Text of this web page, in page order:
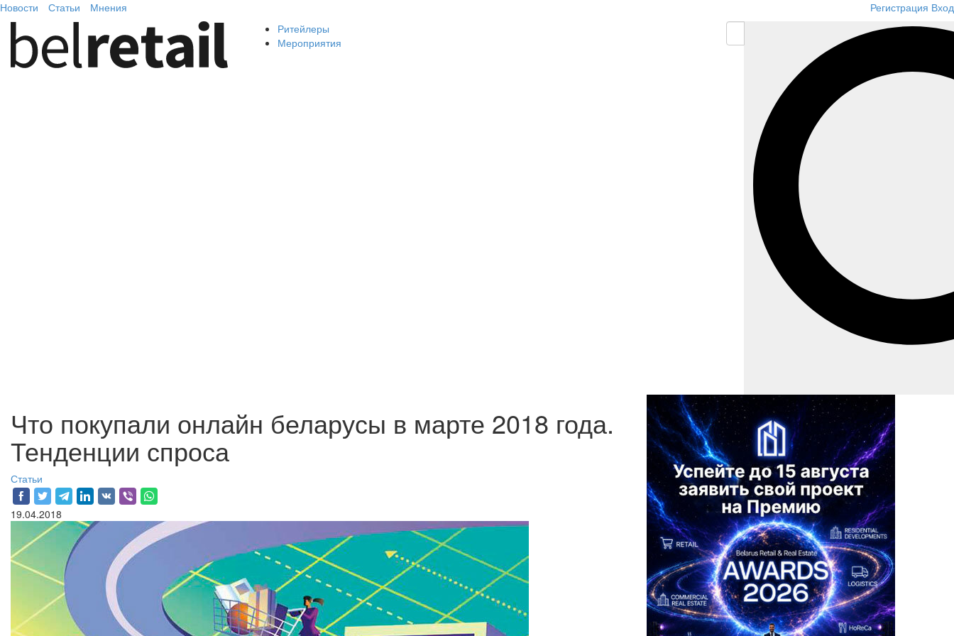
Новости Статьи Мнения Регистрация Вход
Ритейлеры
Мероприятия
Что покупали онлайн беларусы в марте 2018 года.
Тенденции спроса
Статьи
19.04.2018